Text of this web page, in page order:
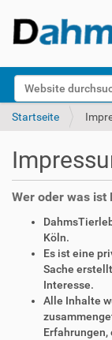
Website durchsuchen
k
Startseite
Wer oder was ist
Köln.
Es ist eine
Sache
Interesse.
Alle Inhalte